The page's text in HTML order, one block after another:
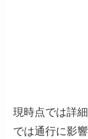
現時点では詳
では通行に影